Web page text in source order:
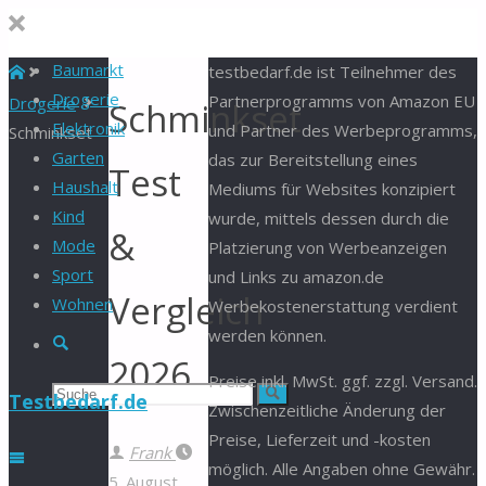
Baumarkt
Drogerie
Elektronik
Garten
Haushalt
Kind
Mode
Sport
Wohnen
Suche
Suchen Suche
Testbedarf.de
Start
Drogerie
Schminkset
Schminkset
Test
&
Vergleich
2026
Frank
5. August
testbedarf.de ist Teilnehmer des
Partnerprogramms von Amazon EU
und Partner des Werbeprogramms,
das zur Bereitstellung eines
Mediums für Websites konzipiert
wurde, mittels dessen durch die
Platzierung von Werbeanzeigen
und Links zu amazon.de
Werbekostenerstattung verdient
werden können.
Preise inkl. MwSt. ggf. zzgl. Versand.
Zwischenzeitliche Änderung der
Preise, Lieferzeit und -kosten
möglich. Alle Angaben ohne Gewähr.